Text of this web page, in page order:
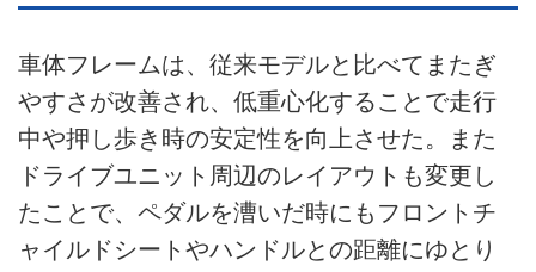
車体フレームは、従来モデルと比べてまたぎ
やすさが改善され、低重心化することで走行
中や押し歩き時の安定性を向上させた。また
ドライブユニット周辺のレイアウトも変更し
たことで、ペダルを漕いだ時にもフロントチ
ャイルドシートやハンドルとの距離にゆとり